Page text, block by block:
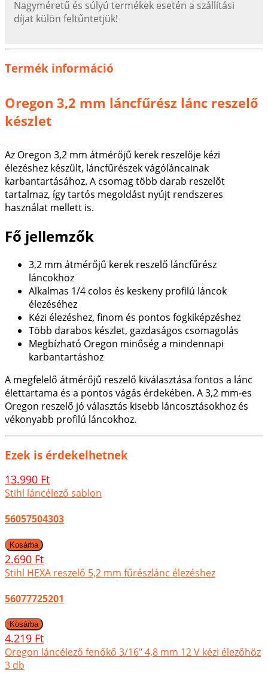
Nagyméretű és súlyú termékek esetén a szállítási
díjat külön feltűntetjük!
Termék információ
Oregon 3,2 mm láncfűrész lánc reszelő
készlet
Az Oregon 3,2 mm átmérőjű kerek reszelője kézi
élezéshez készült, láncfűrészek vágóláncainak
karbantartásához. A csomag több darab reszelőt
tartalmaz, így tartós megoldást nyújt rendszeres
használat mellett is.
Fő jellemzők
3,2 mm átmérőjű kerek reszelő láncfűrész
láncokhoz
Alkalmas 1/4 colos és keskeny profilú láncok
élezéséhez
Kézi élezéshez, finom és pontos fogkiképzéshez
Több darabos készlet, gazdaságos csomagolás
Megbízható Oregon minőség a mindennapi
karbantartáshoz
A megfelelő átmérőjű reszelő kiválasztása fontos a lánc
élettartama és a pontos vágás érdekében. A 3,2 mm-es
Oregon reszelő jó választás kisebb láncosztásokhoz és
vékonyabb profilú láncokhoz.
Ezek is érdekelhetnek
13.990 Ft
Stihl láncélező sablon
56057504303
2.690 Ft
Stihl HEXA reszelő 5,2 mm fűrészlánc élezéshez
56077725201
4.219 Ft
Oregon láncélező fenőkő 3/16" 4,8 mm 12 V kézi élezőhöz
3 db